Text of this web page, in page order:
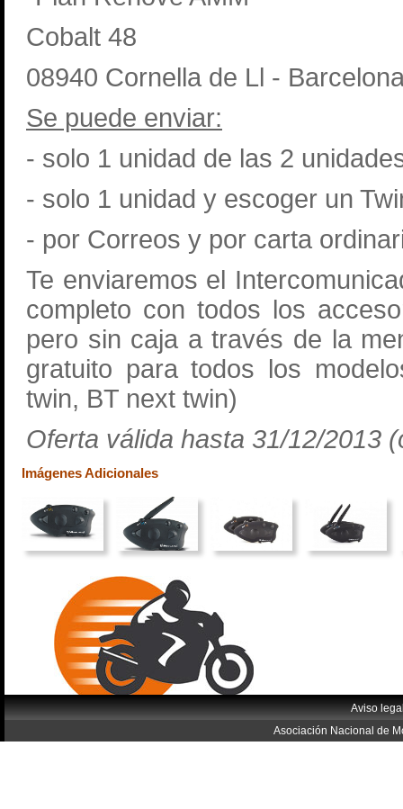
Cobalt 48
08940 Cornella de Ll -
Se puede enviar:
- solo 1 unidad de las 2
- solo 1 unidad y escoger un
- por Correos y por carta
Te enviaremos el
completo con todos los
pero sin caja a través de la
gratuito para todos los
twin, BT next twin)
Oferta válida hasta 31/12/2013
Imágenes Adicionales
Aviso
Asociación Nacional de